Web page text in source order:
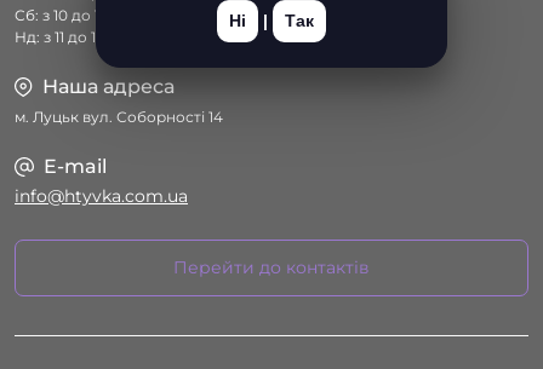
Сб: з 10 до 17
Нд: з 11 до 16
Наша адреса
м. Луцьк вул. Соборності 14
E-mail
info@htyvka.com.ua
Перейти до контактів
Ні | Так